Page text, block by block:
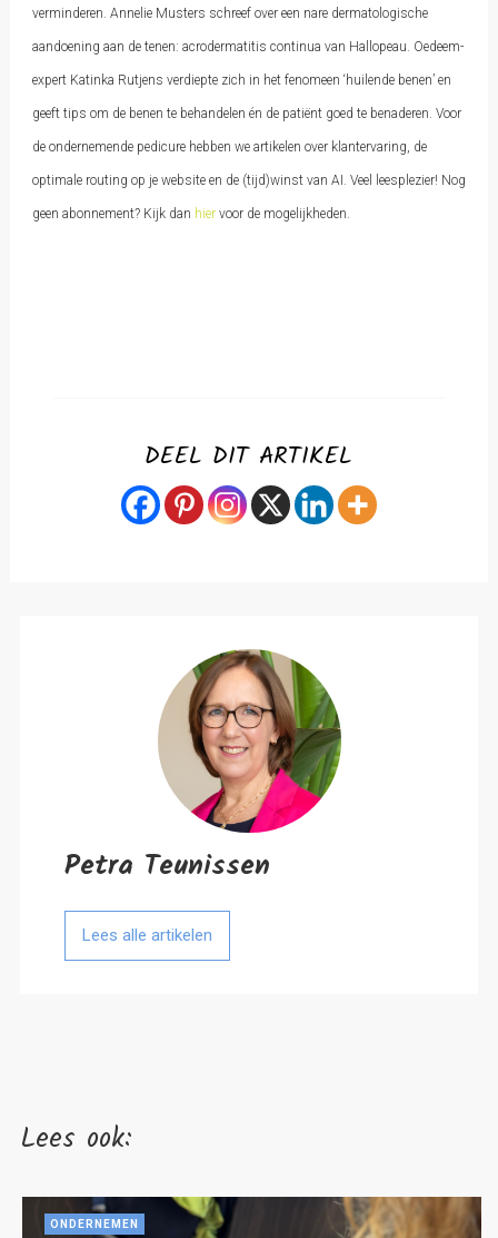
verminderen. Annelie Musters schreef over een nare dermatologische
aandoening aan de tenen: acrodermatitis continua van Hallopeau. Oedeem-
expert Katinka Rutjens verdiepte zich in het fenomeen ‘huilende benen’ en
geeft tips om de benen te behandelen én de patiënt goed te benaderen. Voor
de ondernemende pedicure hebben we artikelen over klantervaring, de
optimale routing op je website en de (tijd)winst van AI. Veel leesplezier! Nog
geen abonnement? Kijk dan hiervoor de mogelijkheden.
DEEL DIT ARTIKEL
Petra Teunissen
Lees alle artikelen
Lees ook:
ONDERNEMEN